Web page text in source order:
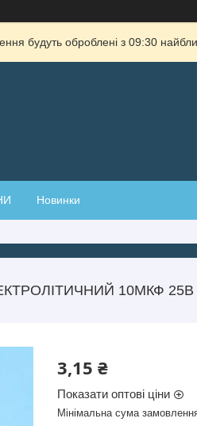
будуть оброблені з 09:30
Новинки
10МКФ 25В
3,15 ₴
Показати оптові ціни
Мінімальна сума